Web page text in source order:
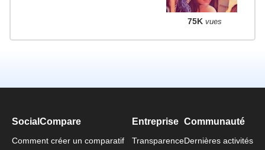
75K vues
SocialCompare
Comment créer un comparatif
Entreprise
Transparence
Communauté
Dernières activités